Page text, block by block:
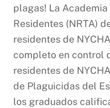
plagas! La
Residentes (NRTA)
residentes de
completo en control
residentes de
de Plaguicidas del
los graduados